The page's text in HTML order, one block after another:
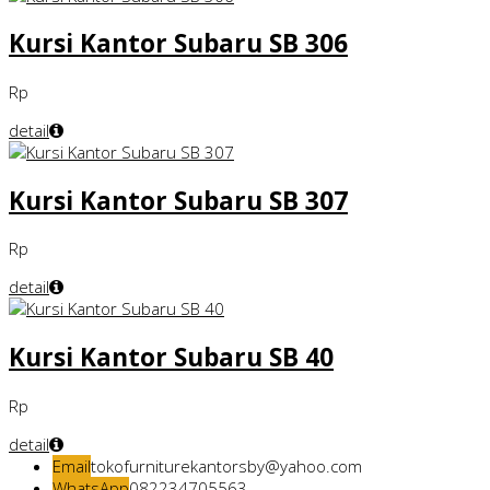
Kursi Kantor Subaru SB 306
Rp
detail
Kursi Kantor Subaru SB 307
Rp
detail
Kursi Kantor Subaru SB 40
Rp
detail
Emailtokofurniturekantorsby@yahoo.com